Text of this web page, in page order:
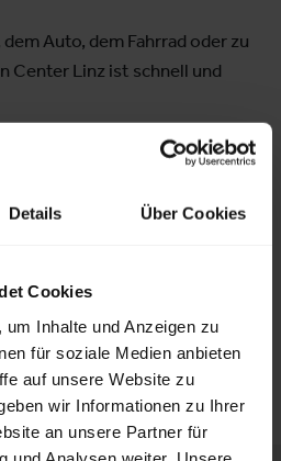
Details Über Cookies
Cookies
Inhalte und Anzeigen zu
für soziale Medien anbieten
auf unsere Website zu
wir Informationen zu Ihrer
an unsere Partner für
Auto, dem Fahrrad oder zu
Center Linz ist schnell und
Center Linz